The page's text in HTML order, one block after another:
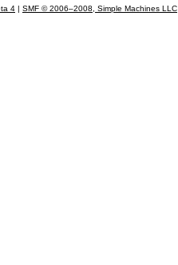
4 | SMF © 2006–2008, Simple Machines LLC